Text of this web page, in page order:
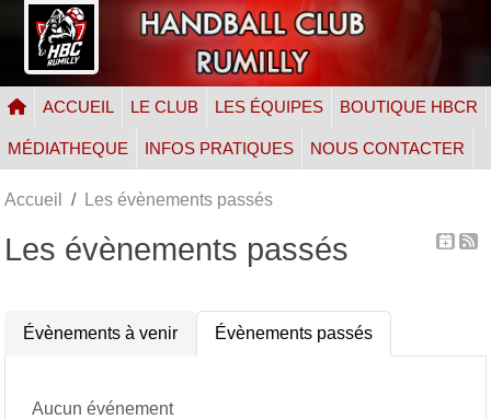
ACCUEIL LE CLUB LES ÉQUIPES BOUTIQUE HBCR
MÉDIATHEQUE INFOS PRATIQUES NOUS CONTACTER
Accueil Les évènements passés
Les évènements passés
Évènements à venir Évènements passés
Aucun événement
Panneau de gestion des cookies